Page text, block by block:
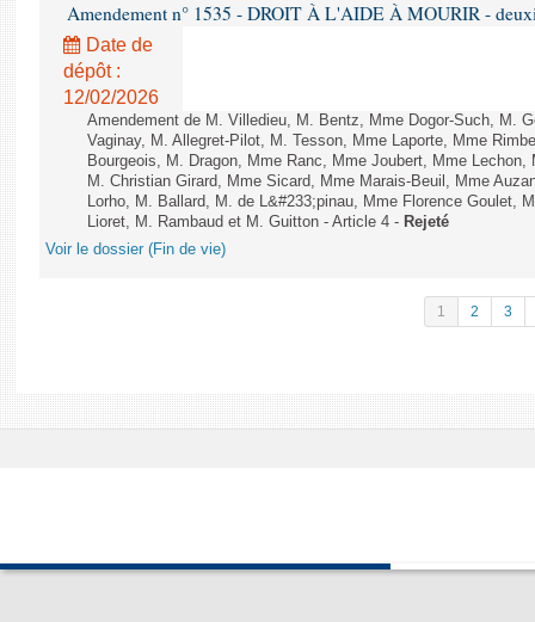
Amendement n° 1535 - DROIT À L'AIDE À MOURIR -
Date de
dépôt :
12/02/2026
Amendement de M. Villedieu, M. Bentz, Mme Dogor-Such, M.
Vaginay, M. Allegret-Pilot, M. Tesson, Mme Laporte, Mme
Bourgeois, M. Dragon, Mme Ranc, Mme Joubert, Mme
M. Christian Girard, Mme Sicard, Mme Marais-Beuil, Mme
Lorho, M. Ballard, M. de L&#233;pinau, Mme Florence Goulet,
Lioret, M. Rambaud et M. Guitton - Article 4 - Rejeté
Voir le dossier (Fin de vie)
1 2 3